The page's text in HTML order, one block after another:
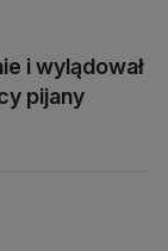
i wylądował
pijany